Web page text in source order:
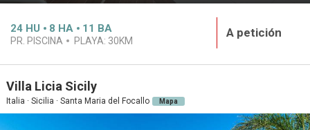
24 HU 8 HA 11 BA
PR. PISCINA PLAYA: 30KM
A petición
Villa Licia Sicily
Italia · Sicilia · Santa Maria del Focallo Mapa